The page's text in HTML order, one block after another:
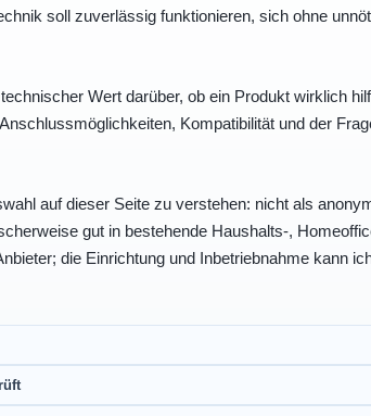
soll zuverlässig funktionieren, sich ohne
Wert darüber, ob ein Produkt wirklich
Kompatibilität und der
auf dieser Seite zu verstehen: nicht als
gut in bestehende Haushalts-,
die Einrichtung und Inbetriebnahme kann